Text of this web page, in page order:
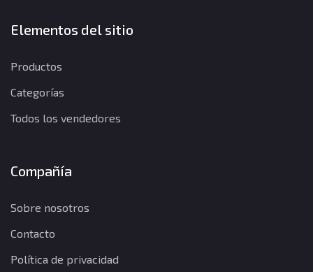
Elementos del sitio
Productos
Categorías
Todos los vendedores
Compañía
Sobre nosotros
Contacto
Política de privacidad